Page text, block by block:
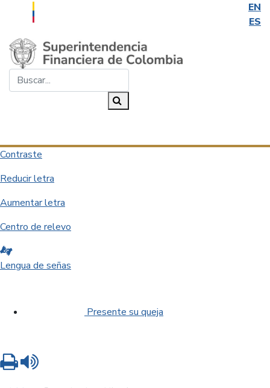
EN
ES
Saltar al contenido principal
Contraste
Reducir letra
Aumentar letra
Centro de relevo
Lengua de señas
Presente su queja
Imprimir